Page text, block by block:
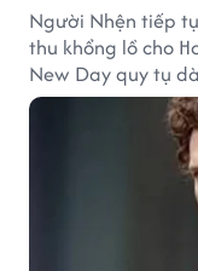
Người Nhện tiếp
thu khổng lồ cho
New Day quy tụ
hàng chục đến
vé của bộ phim
thu nhập đáng